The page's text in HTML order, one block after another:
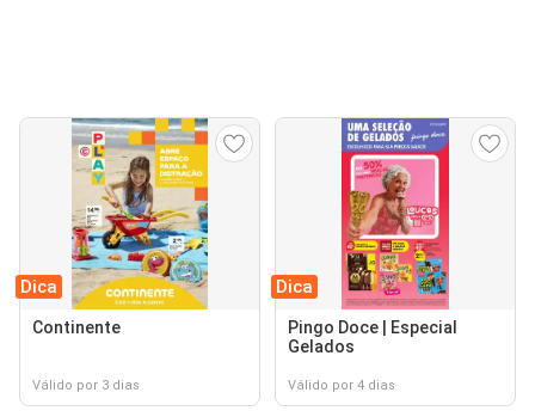
Dica
Continente
Válido por 3 dias
Dica
Pingo Doce | Especial
Gelados
Válido por 4 dias